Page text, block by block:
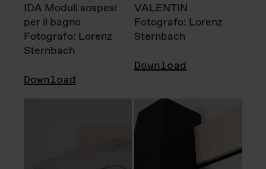
IDA Moduli sospesi
per il bagno
Fotografo: Lorenz
Sternbach
Download
VALENTIN
Fotografo: Lorenz
Sternbach
Download